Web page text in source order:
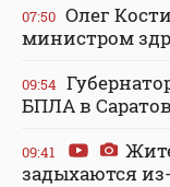
07:50 Олег
министром
09:54
БПЛА в
09:41
задыхаются